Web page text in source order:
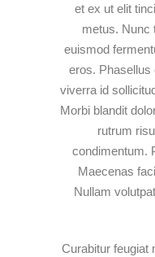
et ex ut elit
metus. Nunc
euismod
eros. Phasellus
viverra id
Morbi blandit
rutrum
condimentum.
Maecenas
Nullam
Curabitur feugiat